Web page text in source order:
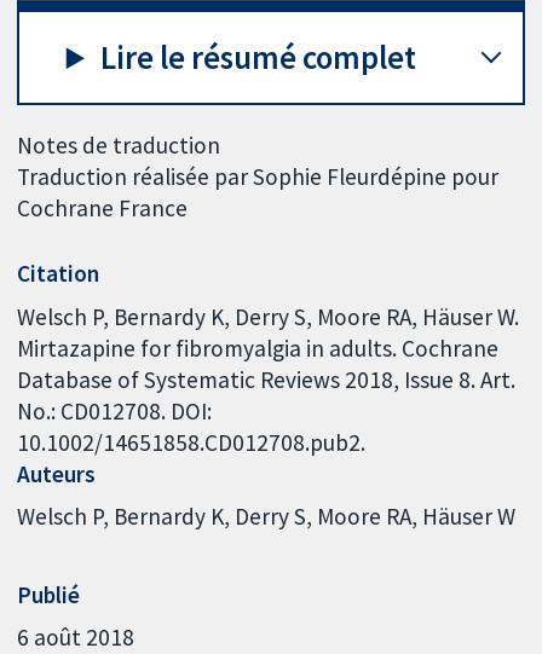
Lire le résumé complet
Notes de traduction
Traduction réalisée par Sophie Fleurdépine pour
Cochrane France
Citation
Welsch P, Bernardy K, Derry S, Moore RA, Häuser W.
Mirtazapine for fibromyalgia in adults. Cochrane
Database of Systematic Reviews 2018, Issue 8. Art.
No.: CD012708. DOI:
10.1002/14651858.CD012708.pub2.
Auteurs
Welsch P Bernardy K Derry S Moore RA Häuser W
Publié
6 août 2018